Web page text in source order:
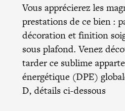
Vous apprécierez les
prestations de ce bien :
décoration et finition
sous plafond. Venez
tarder ce sublime
énergétique (DPE)
D, détails ci-dessous